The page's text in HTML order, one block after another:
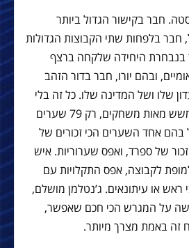
חבר בקישור הגדול ביותר
חבר בלפחות שתי הקבוצות הגדולות
בנבחרת היחידה שלקחה ברצף
ובהם יורו, חבר בדור הזהב
שלו ושל המדינה שלו. כל זה בלי
כרטיס אדום בלמעלה משש מאות משחקים, רק 79 שערים
בהם אחד השערים הכי זכורים של
של ספרד, ואפס שערוריות. איש
לקבוצה, אפס התקלויות עם
ראש או עיתונאים. ג’נטלמן מושלם,
על המגרש הכי חכם שאפשר,
זה באמת מצרך מיותר.